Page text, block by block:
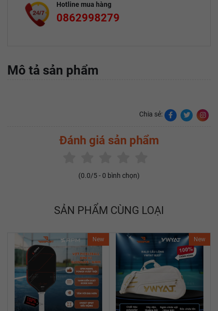
Hotline mua hàng
0862998279
Mô tả sản phẩm
Chia sẻ:
Đánh giá sản phẩm
(0.0/5 - 0 bình chọn)
SẢN PHẨM CÙNG LOẠI
New New